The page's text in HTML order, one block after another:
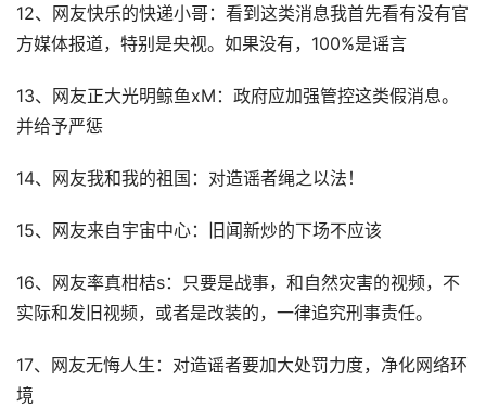
12、网友快乐的快递小哥：看到这类消息我首先看有没有官
方媒体报道，特别是央视。如果没有，100%是谣言
13、网友正大光明鲸鱼xM：政府应加强管控这类假消息。
并给予严惩
14、网友我和我的祖国：对造谣者绳之以法！
15、网友来自宇宙中心：旧闻新炒的下场不应该
16、网友率真柑桔s：只要是战事，和自然灾害的视频，不
实际和发旧视频，或者是改装的，一律追究刑事责任。
17、网友无悔人生：对造谣者要加大处罚力度，净化网络环
境